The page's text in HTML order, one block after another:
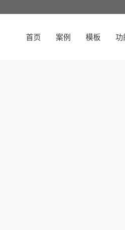
首页 案例 模板 功